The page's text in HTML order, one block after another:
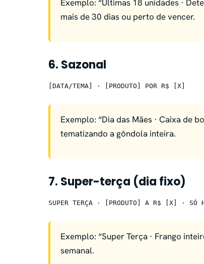
Exemplo: “Últimas 18 unidades ·
mais de 30 dias ou perto de vencer.
6. Sazonal
[DATA/TEMA] · [PRODUTO] POR R$ [X]
Exemplo: “Dia das Mães · Caixa de
tematizando a gôndola inteira.
7. Super-terça (dia fixo)
SUPER TERÇA · [PRODUTO] A R$ [X] · SÓ
Exemplo: “Super Terça · Frango
semanal.